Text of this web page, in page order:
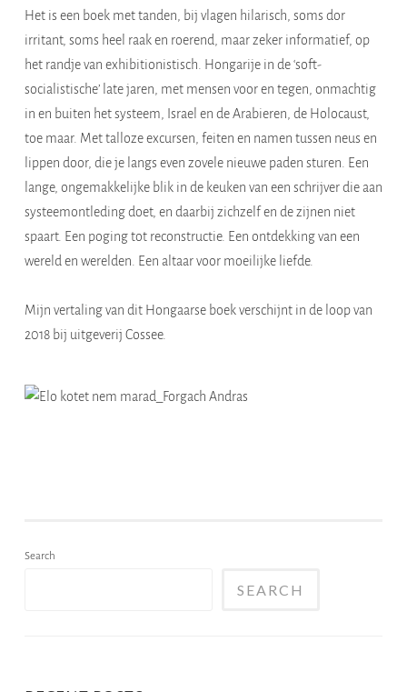
Het is een boek met tanden, bij vlagen hilarisch, soms dor
irritant, soms heel raak en roerend, maar zeker informatief, op
het randje van exhibitionistisch. Hongarije in de ‘soft-
socialistische’ late jaren, met mensen voor en tegen, onmachtig
in en buiten het systeem, Israel en de Arabieren, de Holocaust,
toe maar. Met talloze excursen, feiten en namen tussen neus en
lippen door, die je langs even zovele nieuwe paden sturen. Een
lange, ongemakkelijke blik in de keuken van een schrijver die aan
systeemontleding doet, en daarbij zichzelf en de zijnen niet
spaart. Een poging tot reconstructie. Een ontdekking van een
wereld en werelden. Een altaar voor moeilijke liefde.
Mijn vertaling van dit Hongaarse boek verschijnt in de loop van
2018 bij uitgeverij Cossee.
Search
SEARCH